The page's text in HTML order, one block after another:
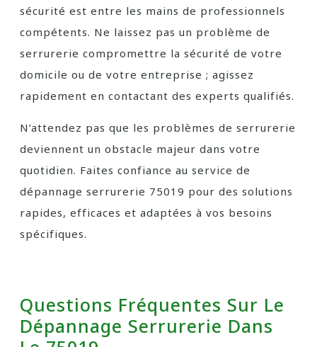
sécurité est entre les mains de professionnels
compétents. Ne laissez pas un problème de
serrurerie compromettre la sécurité de votre
domicile ou de votre entreprise ; agissez
rapidement en contactant des experts qualifiés.
N’attendez pas que les problèmes de serrurerie
deviennent un obstacle majeur dans votre
quotidien. Faites confiance au service de
dépannage serrurerie 75019 pour des solutions
rapides, efficaces et adaptées à vos besoins
spécifiques.
Questions Fréquentes Sur Le
Dépannage Serrurerie Dans